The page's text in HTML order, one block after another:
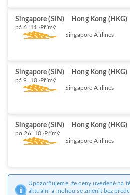
Singapore (SIN) Hong Kong (HKG)
pá 6. 11. Přímý
Singapore Airlines
Singapore (SIN) Hong Kong (HKG)
pá 9. 10. Přímý
Singapore Airlines
Singapore (SIN) Hong Kong (HKG)
po 26. 10. Přímý
Singapore Airlines
Upozorňujeme, že ceny uvedené na
aktuální a mohou se změnit bez